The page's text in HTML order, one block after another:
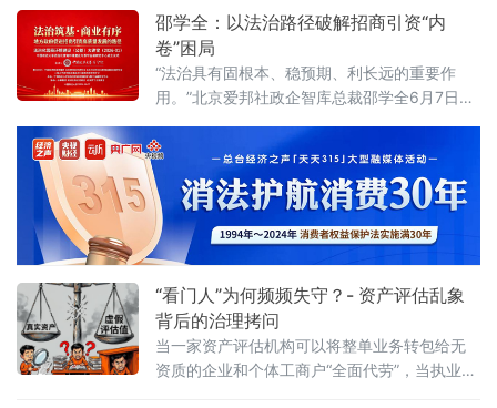
环境，还是在异化为另一种权力寻租？上海大
学法学院企业法治与创新发展研究中心主任何
忠成6月7日在中国政法大学法治化营商环境建
设与数字金融研究中心揭牌仪式既同期举办
的“法治筑基、商业有序——地方政府促进招商
引资和高质量发展路径”法治化营商环境建设
（公益）大
邵学全：以法治路径破解招商引资“内
卷”困局
“法治具有固根本、稳预期、利长远的重要作
用。”北京爱邦社政企智库总裁邵学全6月7日在
研究中心揭牌仪式既同期举办的“法治筑基、商
业有序——地方政府促进招商引资和高质量发
展路径”法治化营商环境建设（公益）大讲堂
2026首期活动上发表书面发言，为地方政府招
商引资高质量发展提出五条法治路径。他指
出，推动高质量发展离不开法治的支撑和保
障，地方政
“看门人”为何频频失守？- 资产评估乱象
背后的治理拷问
当一家资产评估机构可以将整单业务转包给无
资质的企业和个体工商户“全面代劳”，当执业人